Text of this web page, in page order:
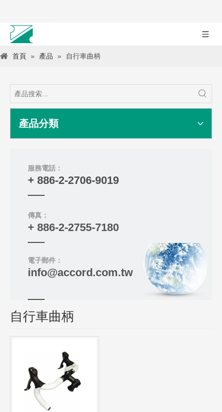
首頁 » 產品 » 自行車曲柄
產品分類
服務電話：
+ 886-2-2706-9019
傳真：
+ 886-2-2755-7180
電子郵件：
info@accord.com.tw
自行車曲柄